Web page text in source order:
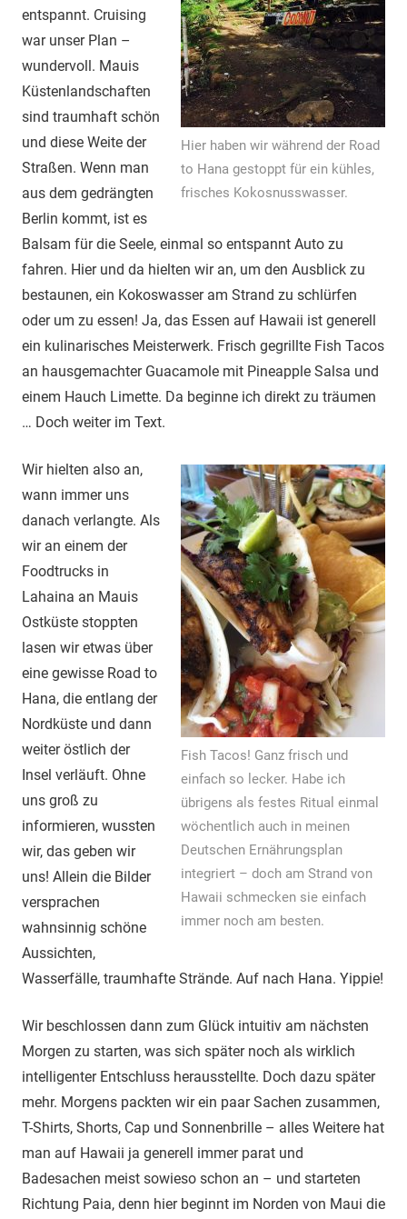
Hier haben wir während der Road
to Hana gestoppt für ein kühles,
frisches Kokosnusswasser.
entspannt. Cruising
war unser Plan –
wundervoll. Mauis
Küstenlandschaften
sind traumhaft schön
und diese Weite der
Straßen. Wenn man
aus dem gedrängten
Berlin kommt, ist es
Balsam für die Seele, einmal so entspannt Auto zu
fahren. Hier und da hielten wir an, um den Ausblick zu
bestaunen, ein Kokoswasser am Strand zu schlürfen
oder um zu essen! Ja, das Essen auf Hawaii ist generell
ein kulinarisches Meisterwerk. Frisch gegrillte Fish Tacos
an hausgemachter Guacamole mit Pineapple Salsa und
einem Hauch Limette. Da beginne ich direkt zu träumen
… Doch weiter im Text.
Fish Tacos! Ganz frisch und
einfach so lecker. Habe ich
übrigens als festes Ritual einmal
wöchentlich auch in meinen
Deutschen Ernährungsplan
integriert – doch am Strand von
Hawaii schmecken sie einfach
immer noch am besten.
Wir hielten also an,
wann immer uns
danach verlangte. Als
wir an einem der
Foodtrucks in
Lahaina an Mauis
Ostküste stoppten
lasen wir etwas über
eine gewisse Road to
Hana, die entlang der
Nordküste und dann
weiter östlich der
Insel verläuft. Ohne
uns groß zu
informieren, wussten
wir, das geben wir
uns! Allein die Bilder
versprachen
wahnsinnig schöne
Aussichten,
Wasserfälle, traumhafte Strände. Auf nach Hana. Yippie!
Wir beschlossen dann zum Glück intuitiv am nächsten
Morgen zu starten, was sich später noch als wirklich
intelligenter Entschluss herausstellte. Doch dazu später
mehr. Morgens packten wir ein paar Sachen zusammen,
T-Shirts, Shorts, Cap und Sonnenbrille – alles Weitere hat
man auf Hawaii ja generell immer parat und
Badesachen meist sowieso schon an – und starteten
Richtung Paia, denn hier beginnt im Norden von Maui die